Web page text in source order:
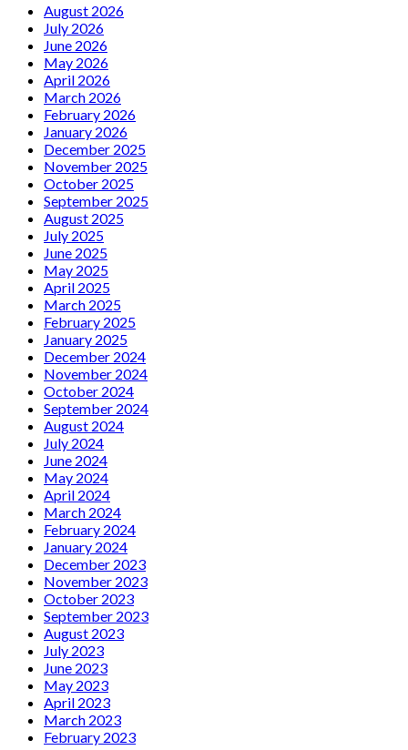
August 2026
July 2026
June 2026
May 2026
April 2026
March 2026
February 2026
January 2026
December 2025
November 2025
October 2025
September 2025
August 2025
July 2025
June 2025
May 2025
April 2025
March 2025
February 2025
January 2025
December 2024
November 2024
October 2024
September 2024
August 2024
July 2024
June 2024
May 2024
April 2024
March 2024
February 2024
January 2024
December 2023
November 2023
October 2023
September 2023
August 2023
July 2023
June 2023
May 2023
April 2023
March 2023
February 2023